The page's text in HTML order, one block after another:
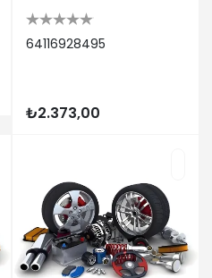
64116928495
₺2.373,00